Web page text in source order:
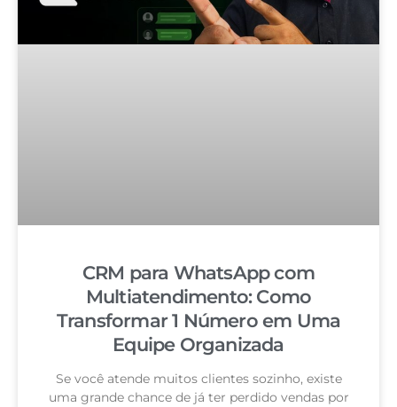
CRM para WhatsApp com
Multiatendimento: Como
Transformar 1 Número em Uma
Equipe Organizada
Se você atende muitos clientes sozinho, existe
uma grande chance de já ter perdido vendas por